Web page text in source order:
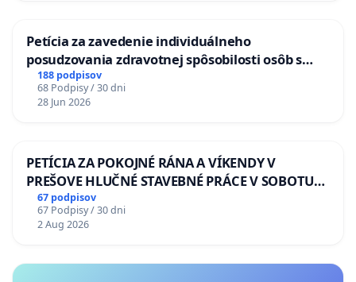
Petícia za zavedenie individuálneho
posudzovania zdravotnej spôsobilosti osôb s
diabetom 1. a 2. typu pri prijímaní do
Policajného zboru SR
188 podpisov
68 Podpisy / 30 dni
28 Jun 2026
PETÍCIA ZA POKOJNÉ RÁNA A VÍKENDY V
PREŠOVE HLUČNÉ STAVEBNÉ PRÁCE V SOBOTU
LEN OD 9.00 DO 13.00 HOD., CEZ PRACOVNÝ
TÝŽDEŇ CIEĽ 8.00 – 18.00 HOD. A PRAVIDELNÁ
KONTROLA STAVBY C-AREA NA
67 podpisov
67 Podpisy / 30 dni
2 Aug 2026